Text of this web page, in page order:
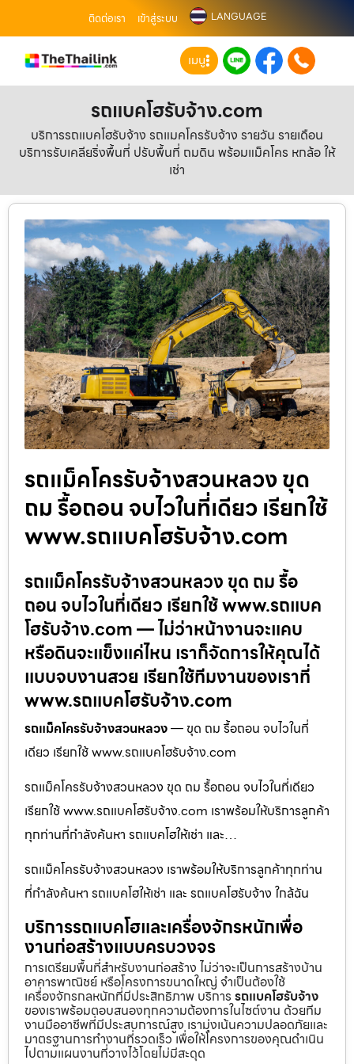
ติดต่อเรา เข้าสู่ระบบ LANGUAGE
เมนู
รถแบคโฮรับจ้าง.com
บริการรถแบคโฮรับจ้าง รถแมคโครรับจ้าง รายวัน รายเดือน
บริการรับเคลียริ่งพื้นที่ ปรับพื้นที่ ถมดิน พร้อมแม็คโคร หกล้อ ให้
เช่า
รถแม็คโครรับจ้างสวนหลวง ขุด
ถม รื้อถอน จบไวในที่เดียว เรียกใช้
www.รถแบคโฮรับจ้าง.com
รถแม็คโครรับจ้างสวนหลวง ขุด ถม รื้อ
ถอน จบไวในที่เดียว เรียกใช้ www.รถแบค
โฮรับจ้าง.com — ไม่ว่าหน้างานจะแคบ
หรือดินจะแข็งแค่ไหน เราก็จัดการให้คุณได้
แบบจบงานสวย เรียกใช้ทีมงานของเราที่
www.รถแบคโฮรับจ้าง.com
รถแม็คโครรับจ้างสวนหลวง— ขุด ถม รื้อถอน จบไวในที่
เดียว เรียกใช้ www.รถแบคโฮรับจ้าง.com
รถแม็คโครรับจ้างสวนหลวง ขุด ถม รื้อถอน จบไวในที่เดียว
เรียกใช้ www.รถแบคโฮรับจ้าง.com เราพร้อมให้บริการลูกค้า
ทุกท่านที่กำลังค้นหา รถแบคโฮให้เช่า และ…
รถแม็คโครรับจ้างสวนหลวง เราพร้อมให้บริการลูกค้าทุกท่าน
ที่กำลังค้นหา รถแบคโฮให้เช่า และ รถแบคโฮรับจ้าง ใกล้ฉัน
บริการรถแบคโฮและเครื่องจักรหนักเพื่อ
งานก่อสร้างแบบครบวงจร
การเตรียมพื้นที่สำหรับงานก่อสร้าง ไม่ว่าจะเป็นการสร้างบ้าน
อาคารพาณิชย์ หรือโครงการขนาดใหญ่ จำเป็นต้องใช้
เครื่องจักรกลหนักที่มีประสิทธิภาพ บริการ รถแบคโฮรับจ้าง
ของเราพร้อมตอบสนองทุกความต้องการในไซต์งาน ด้วยทีม
งานมืออาชีพที่มีประสบการณ์สูง เรามุ่งเน้นความปลอดภัยและ
มาตรฐานการทำงานที่รวดเร็ว เพื่อให้โครงการของคุณดำเนิน
ไปตามแผนงานที่วางไว้โดยไม่มีสะดุด